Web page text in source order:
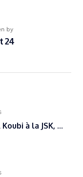
by
24
à la JSK, ...